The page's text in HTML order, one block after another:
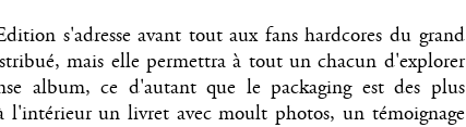
s'adresse avant tout aux fans hardcores du grand
mais elle permettra à tout un chacun d'explorer
album, ce d'autant que le packaging est des plus
l'intérieur un livret avec moult photos, un témoignage